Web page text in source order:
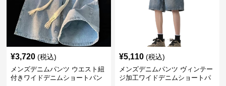
¥3,720 (税込)
メンズデニムパンツ ウエスト紐
付きワイドデニムショートパン
¥5,110 (税込)
メンズデニムパンツ ヴィンテー
ジ加工ワイドデニムショートパ